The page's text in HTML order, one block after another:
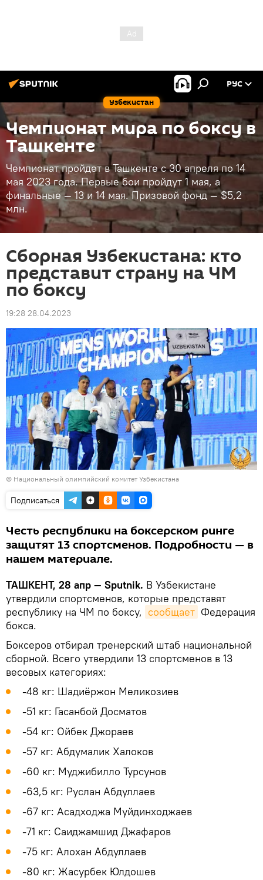
Узбекистан
РУС
Чемпионат мира по боксу в
Ташкенте
Чемпионат пройдет в Ташкенте с 30 апреля по 14
мая 2023 года. Первые бои пройдут 1 мая, а
финальные — 13 и 14 мая. Призовой фонд — $5,2
млн.
Сборная Узбекистана: кто
представит страну на ЧМ
по боксу
19:28 28.04.2023
© Национальный олимпийский комитет Узбекистана
Подписаться
Честь республики на боксерском ринге
защитят 13 спортсменов. Подробности — в
нашем материале.
ТАШКЕНТ, 28 апр — Sputnik. В Узбекистане
утвердили спортсменов, которые представят
республику на ЧМ по боксу, сообщает Федерация
бокса.
Боксеров отбирал тренерский штаб национальной
сборной. Всего утвердили 13 спортсменов в 13
весовых категориях:
-48 кг: Шадиёржон Меликозиев
-51 кг: Гасанбой Досматов
-54 кг: Ойбек Джораев
-57 кг: Абдумалик Халoков
-60 кг: Муджибилло Турсунов
-63,5 кг: Руслан Абдуллаев
-67 кг: Асадходжа Муйдинходжаев
-71 кг: Саиджамшид Джафаров
-75 кг: Алохан Абдуллаев
-80 кг: Жасурбек Юлдошев